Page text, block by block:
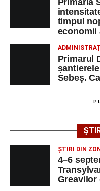
Adaugă-
Ultimele știri din
Femeie de 66 de
strada Dorobanți
Accident pe
de 66 de ani
motocicletă
4–6 septembrie
timpul
economii
Primarul
Sebeș.
ȘTIRI DIN
4–6
Greavilor